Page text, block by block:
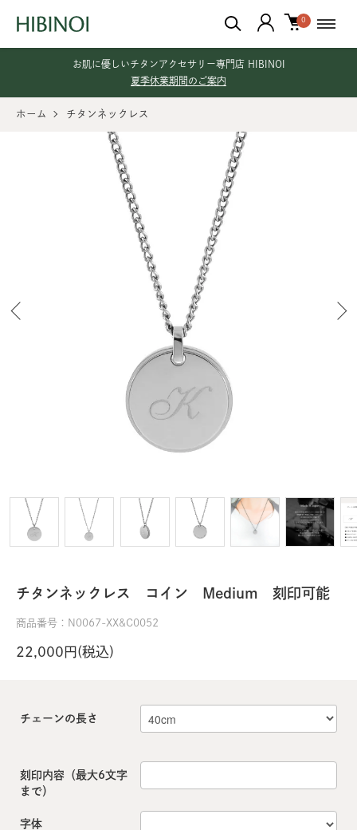
お肌に優しいチタンアクセサリー専門店 HIBINOI
夏季休業期間のご案内
0
ホーム チタンネックレス
チタンネックレス コイン Medium 刻印可能
商品番号：N0067-XX&C0052
22,000円(税込)
チェーンの長さ
刻印内容（最大6文字
まで）
字体